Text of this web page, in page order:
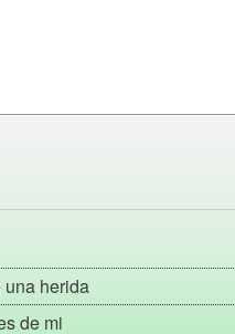
una herida
de mi